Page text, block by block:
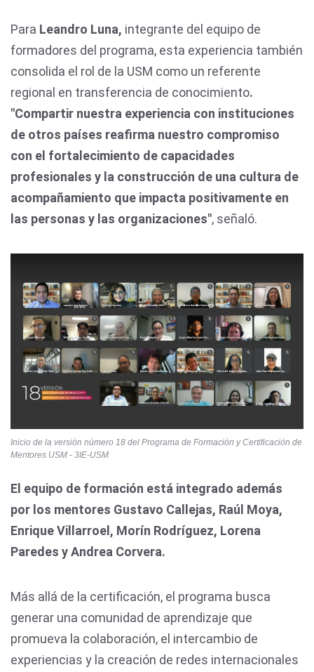
Para Leandro Luna, integrante del equipo de
formadores del programa, esta experiencia también
consolida el rol de la USM como un referente
regional en transferencia de conocimiento.
"Compartir nuestra experiencia con instituciones
de otros países reafirma nuestro compromiso
con el fortalecimiento de capacidades
profesionales y la construcción de una cultura de
acompañamiento que impacta positivamente en
las personas y las organizaciones", señaló.
Inicio de la versión número 18 del Programa de Formación y Certificación de
Mentores USM - 3IE-USM
El equipo de formación está integrado además
por los mentores Gustavo Callejas, Raúl Moya,
Enrique Villarroel, Morín Rodríguez, Lorena
Paredes y Andrea Corvera.
Más allá de la certificación, el programa busca
generar una comunidad de aprendizaje que
promueva la colaboración, el intercambio de
experiencias y la creación de redes internacionales